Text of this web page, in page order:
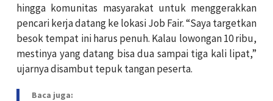
hingga komunitas masyarakat untuk menggerakkan
pencari kerja datang ke lokasi Job Fair. “Saya targetkan
besok tempat ini harus penuh. Kalau lowongan 10 ribu,
mestinya yang datang bisa dua sampai tiga kali lipat,”
ujarnya disambut tepuk tangan peserta.
Baca juga: